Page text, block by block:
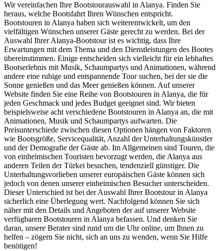
Wir vereinfachen Ihre Bootstourauswahl in Alanya. Finden Sie
heraus, welche Bootsfahrt Ihren Wünschen entspricht.
Bootstouren in Alanya haben sich weiterentwickelt, um den
vielfältigen Wünschen unserer Gäste gerecht zu werden. Bei der
Auswahl Ihrer Alanya-Bootstour ist es wichtig, dass Ihre
Erwartungen mit dem Thema und den Dienstleistungen des Bootes
übereinstimmen. Einige entscheiden sich vielleicht für ein lebhaftes
Bootserlebnis mit Musik, Schaumpartys und Animationen, während
andere eine ruhige und entspannende Tour suchen, bei der sie die
Sonne genießen und das Meer genießen können. Auf unserer
Website finden Sie eine Reihe von Bootstouren in Alanya, die für
jeden Geschmack und jedes Budget geeignet sind. Wir bieten
beispielsweise acht verschiedene Bootstouren in Alanya an, die mit
Animationen, Musik und Schaumpartys aufwarten. Die
Preisunterschiede zwischen diesen Optionen hängen von Faktoren
wie Bootsgröße, Servicequalität, Anzahl der Unterhaltungskünstler
und der Demografie der Gäste ab. Im Allgemeinen sind Touren, die
von einheimischen Touristen bevorzugt werden, die Alanya aus
anderen Teilen der Türkei besuchen, tendenziell günstiger. Die
Unterhaltungsvorlieben unserer europäischen Gäste können sich
jedoch von denen unserer einheimischen Besucher unterscheiden.
Dieser Unterschied ist bei der Auswahl Ihrer Bootstour in Alanya
sicherlich eine Überlegung wert. Nachfolgend können Sie sich
näher mit den Details und Angeboten der auf unserer Website
verfügbaren Bootstouren in Alanya befassen. Und denken Sie
daran, unsere Berater sind rund um die Uhr online, um Ihnen zu
helfen – zögern Sie nicht, sich an uns zu wenden, wenn Sie Hilfe
benötigen!